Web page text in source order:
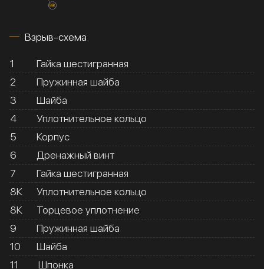
Взрыв-схема
1
Гайка шестигранная
2
Пружинная шайба
3
Шайба
4
Уплотнительное кольцо
5
Корпус
6
Дренажный винт
7
Гайка шестигранная
8К
Уплотнительное кольцо
8К
Торцевое уплотнение
9
Пружинная шайба
10
Шайба
11
Шпонка